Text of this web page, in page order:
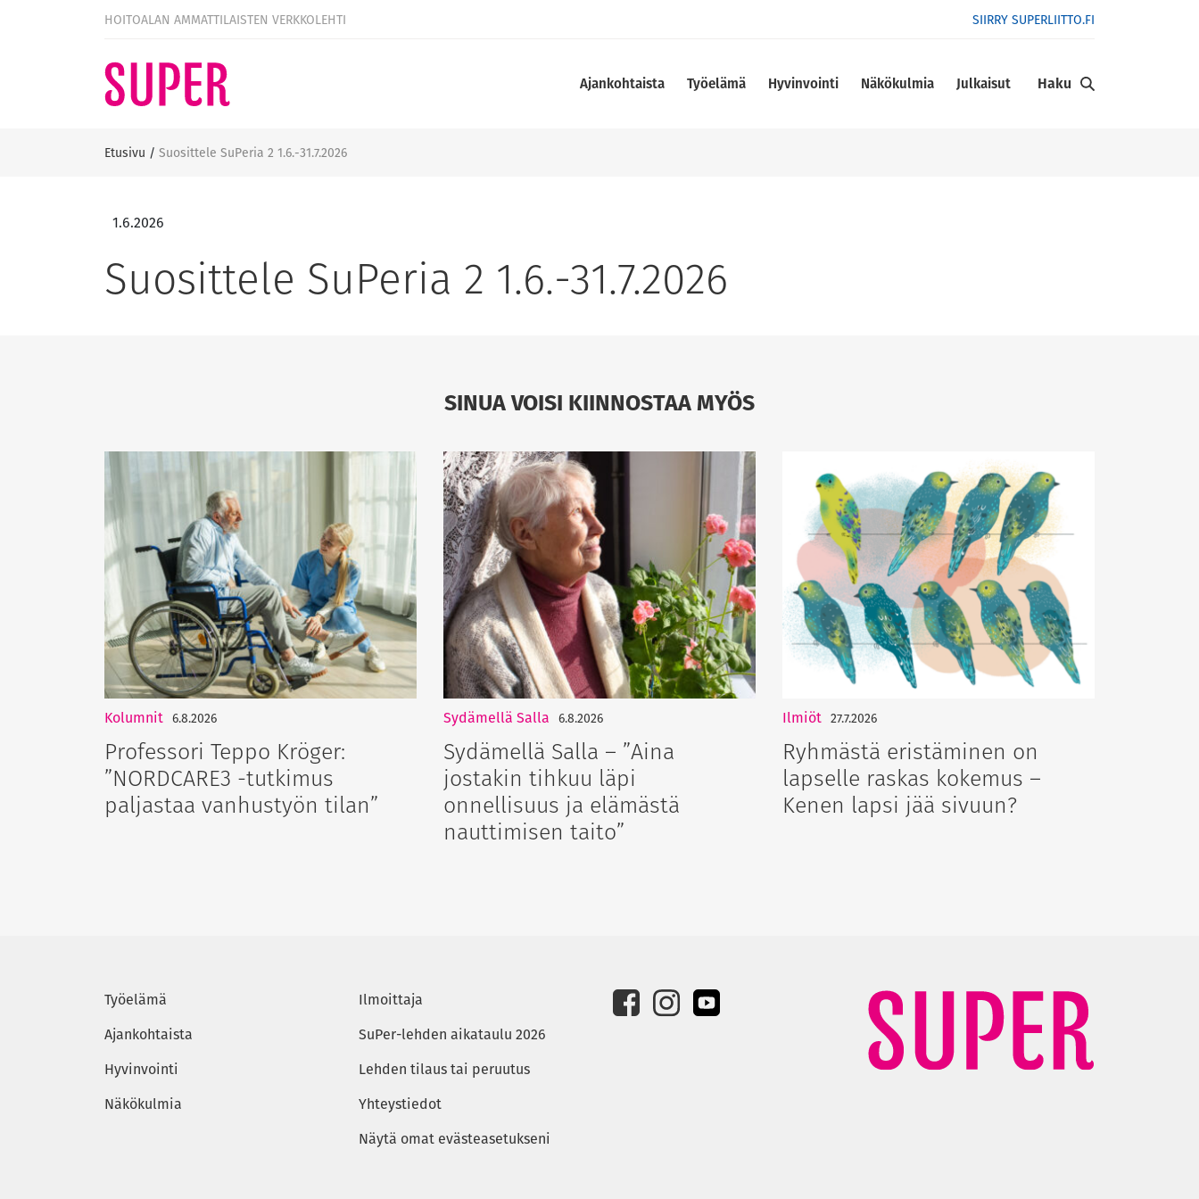
HOITOALAN AMMATTILAISTEN VERKKOLEHTI SIIRRY SUPERLIITTO.FI
Ajankohtaista Työelämä Hyvinvointi Näkökulmia Julkaisut Haku
Etusivu / Suosittele SuPeria 2 1.6.-31.7.2026
1.6.2026
Suosittele SuPeria 2 1.6.-31.7.2026
SINUA VOISI KIINNOSTAA MYÖS
Kolumnit 6.8.2026
Professori Teppo Kröger:
”NORDCARE3 -tutkimus
paljastaa vanhustyön tilan”
Sydämellä Salla 6.8.2026
Sydämellä Salla – ”Aina
jostakin tihkuu läpi
onnellisuus ja elämästä
nauttimisen taito”
Ilmiöt 27.7.2026
Ryhmästä eristäminen on
lapselle raskas kokemus –
Kenen lapsi jää sivuun?
Työelämä
Ajankohtaista
Hyvinvointi
Näkökulmia
Ilmoittaja
SuPer-lehden aikataulu 2026
Lehden tilaus tai peruutus
Yhteystiedot
Näytä omat evästeasetukseni